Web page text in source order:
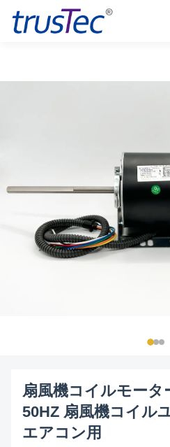
扇風機コイルモータ
50HZ 扇風機コイル
エアコン用